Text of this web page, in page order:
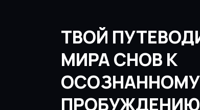
ТВОЙ
МИРА СНОВ К
ОСОЗНАННОМУ
ПРОБУЖДЕНИЮ